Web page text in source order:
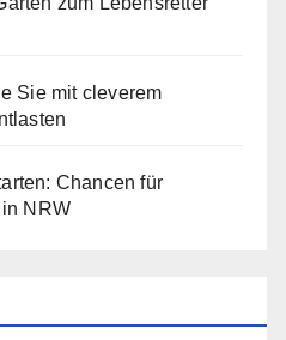
Sie mit cleverem
Chancen für
NRW